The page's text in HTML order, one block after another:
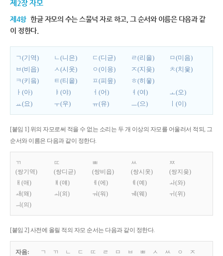
제2장 자모
제4항 한글 자모의 수는 스물넉 자로 하고, 그 순서와 이름은 다음과 같
이 정한다.
ㄱ(기역) ㄴ(니은) ㄷ(디귿) ㄹ(리을)
ㅁ(미음)
ㅂ(비읍)
ㅅ(시옷) ㅇ(이응) ㅈ(지읒)
ㅊ(치읓)
ㅋ(키읔)
ㅌ(티읕) ㅍ(피읖)
ㅎ(히읗)
ㅏ(아)
ㅑ(야) ㅓ(어) ㅕ(여)
ㅗ(오)
ㅛ(요)
ㅜ(우) ㅠ(유) ㅡ(으) ㅣ(이)
[붙임 1] 위의 자모로써 적을 수 없는 소리는 두 개 이상의 자모를 어울러서 적되, 그
순서와 이름은 다음과 같이 정한다.
ㄲ
(쌍기역)
ㄸ
(쌍디귿)
ㅃ
(쌍비읍)
ㅆ
(쌍시옷)
ㅉ
(쌍지읒)
ㅐ(애)
ㅒ(얘) ㅔ(에) ㅖ(예)
ㅘ(와)
ㅙ(왜)
ㅚ(외) ㅝ(워) ㅞ(웨)
ㅟ(위)
ㅢ(의)
[붙임 2] 사전에 올릴 적의 자모 순서는 다음과 같이 정한다.
자음: ㄱ ㄲ ㄴ ㄷ ㄸ ㄹ ㅁ ㅂ ㅃ ㅅ ㅆ ㅇ
ㅈ